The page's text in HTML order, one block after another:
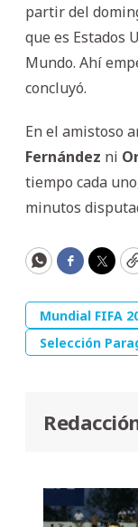
partir del
que es Estados
Mundo. Ahí
concluyó.
En el amistoso
Fernández ni
tiempo cada
minutos
WhatsApp
Mundial FIFA
Selección